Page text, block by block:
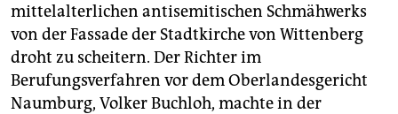
unterstützen
abo
genossenschaft
mittelalterlichen antisemitischen Schmähwerks
von der Fassade der Stadtkirche von Wittenberg
droht zu scheitern. Der Richter im
Berufungsverfahren vor dem Oberlandesgericht
Naumburg, Volker Buchloh, machte in der